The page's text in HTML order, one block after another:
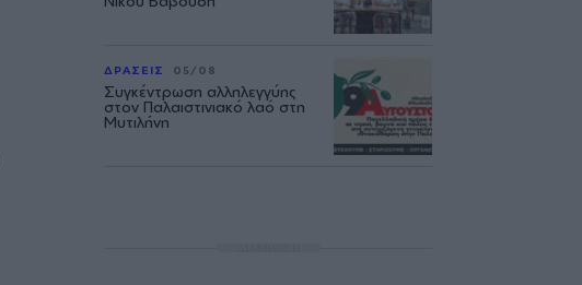
ΔΡΑΣΕΙΣ 05/08
Συγκέντρωση αλληλεγγύης
στον Παλαιστινιακό λαό στη
Μυτιλήνη